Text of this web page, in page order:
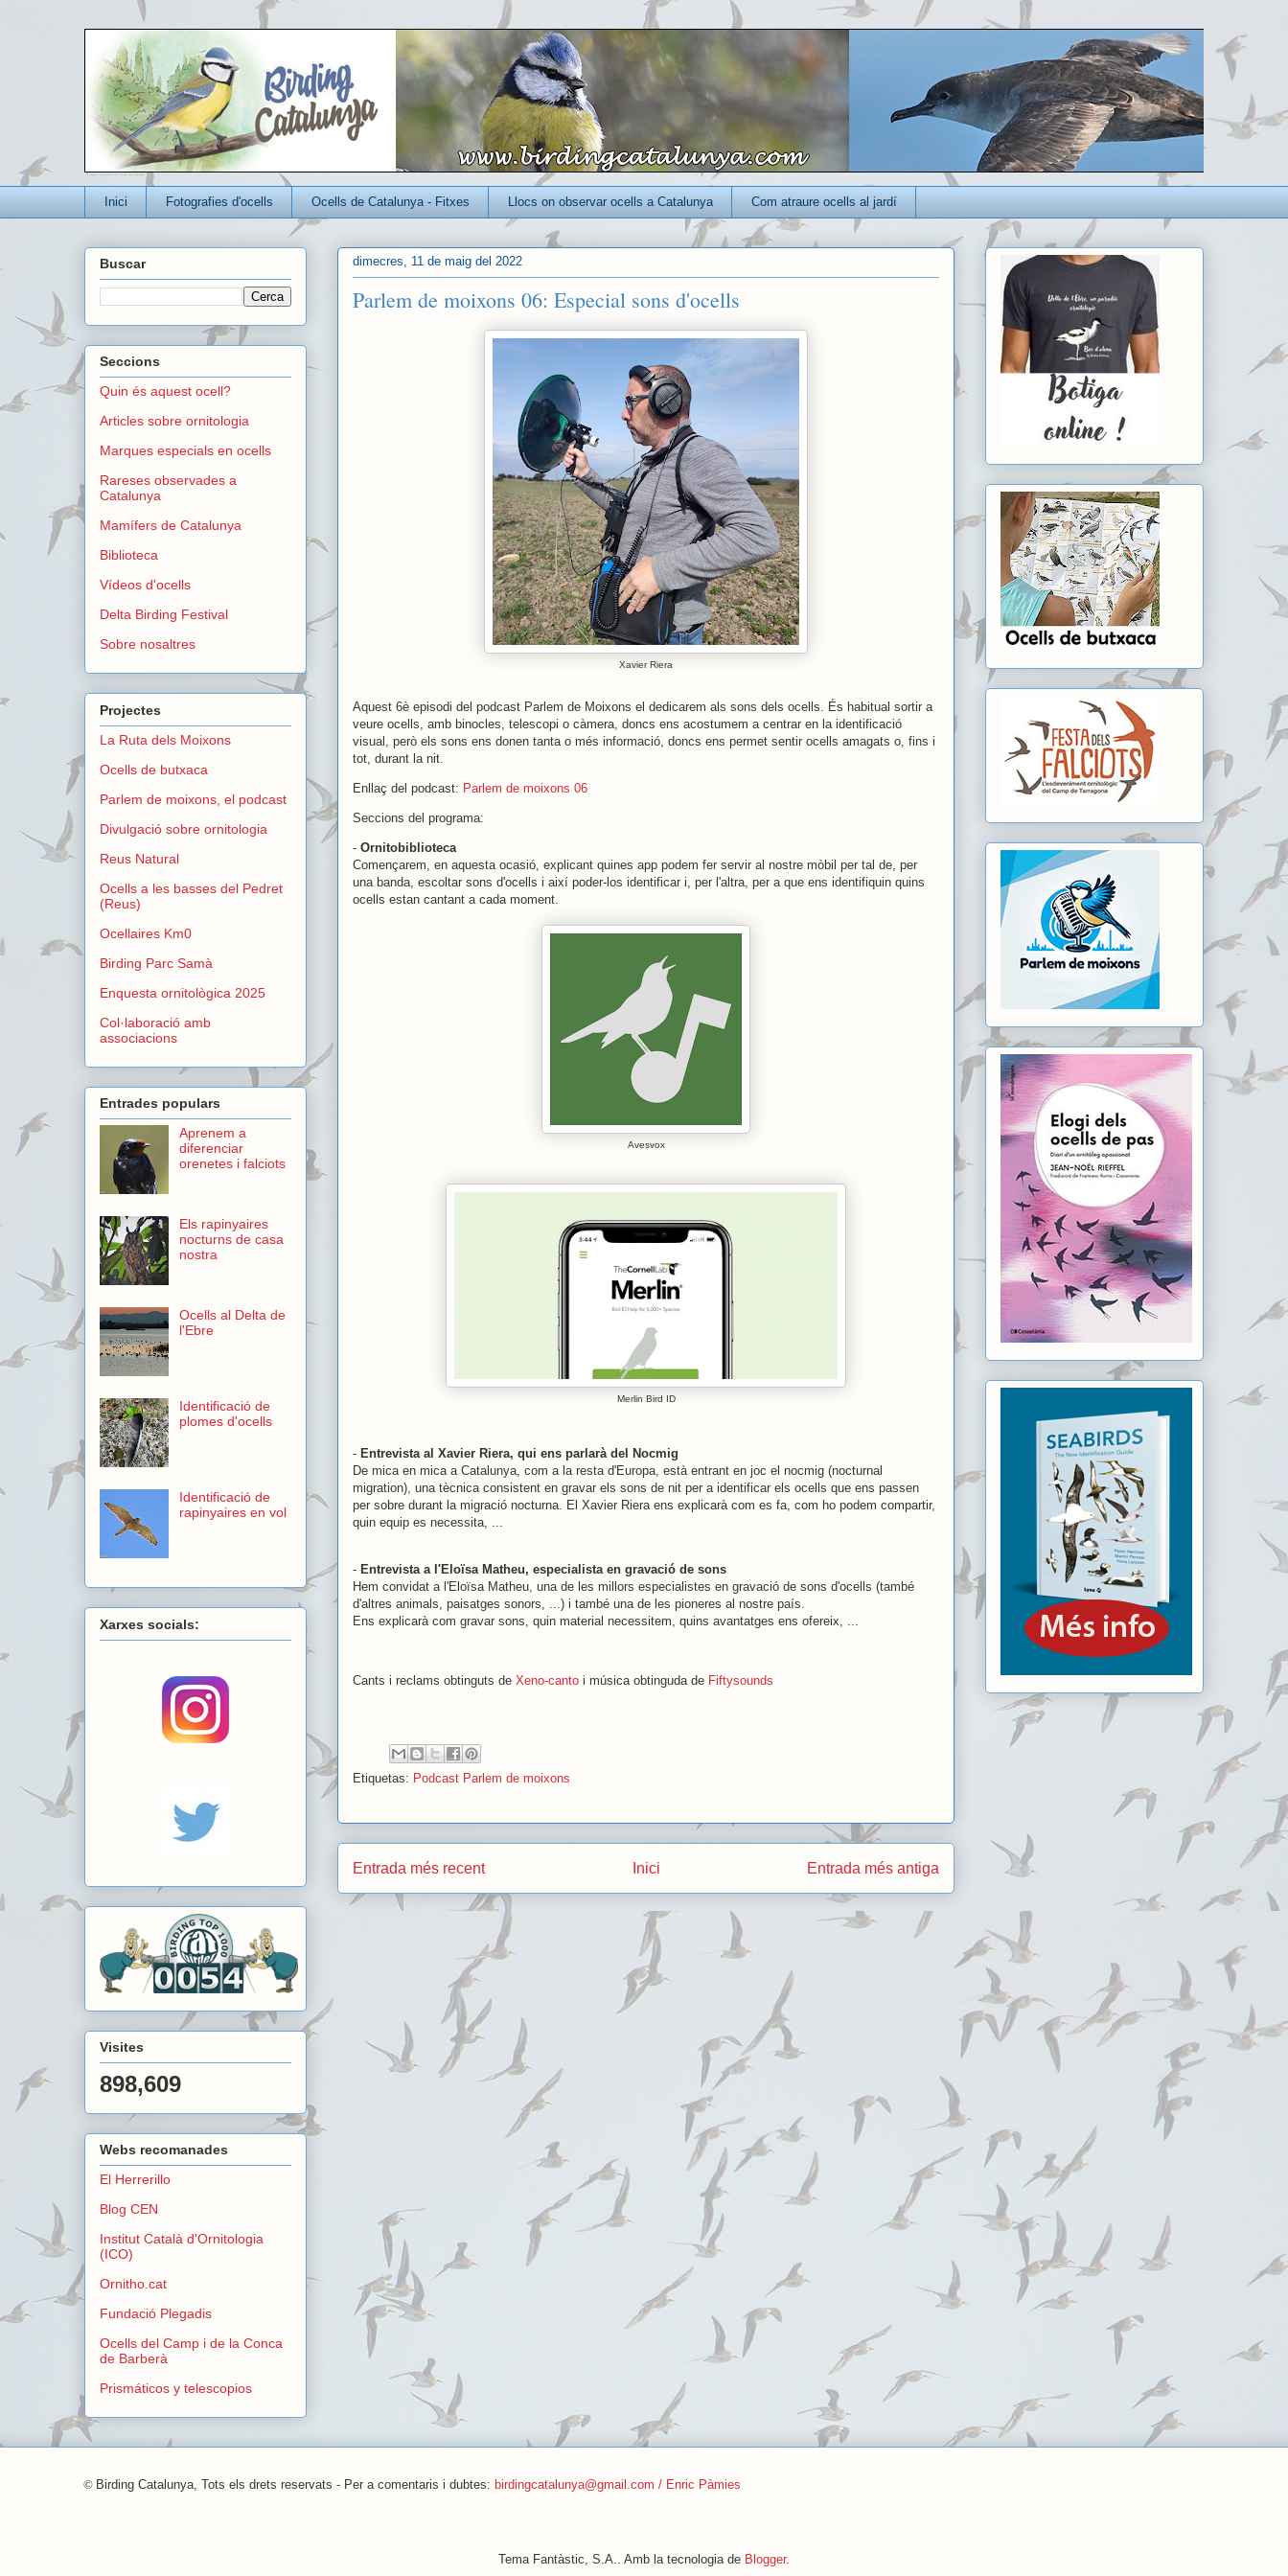
Un blog per conèixer millor els ocells que viuen a Catalunya
Inici Fotografies d'ocells Ocells de Catalunya - Fitxes Llocs on observar ocells a Catalunya Com atraure ocells al jardí
dimecres, 11 de maig del 2022
Parlem de moixons 06: Especial sons d'ocells
Xavier Riera
Aquest 6è episodi del podcast Parlem de Moixons el dedicarem als sons dels ocells. És habitual sortir a
veure ocells, amb binocles, telescopi o càmera, doncs ens acostumem a centrar en la identificació
visual, però els sons ens donen tanta o més informació, doncs ens permet sentir ocells amagats o, fins i
tot, durant la nit.
Enllaç del podcast: Parlem de moixons 06
Seccions del programa:
- Ornitobiblioteca
Començarem, en aquesta ocasió, explicant quines app podem fer servir al nostre mòbil per tal de, per
una banda, escoltar sons d'ocells i així poder-los identificar i, per l'altra, per a que ens identifiquin quins
ocells estan cantant a cada moment.
Avesvox
Merlin Bird ID
- Entrevista al Xavier Riera, qui ens parlarà del Nocmig
De mica en mica a Catalunya, com a la resta d'Europa, està entrant en joc el nocmig (nocturnal
migration), una tècnica consistent en gravar els sons de nit per a identificar els ocells que ens passen
per sobre durant la migració nocturna. El Xavier Riera ens explicarà com es fa, com ho podem compartir,
quin equip es necessita, ...
- Entrevista a l'Eloïsa Matheu, especialista en gravació de sons
Hem convidat a l'Eloïsa Matheu, una de les millors especialistes en gravació de sons d'ocells (també
d'altres animals, paisatges sonors, ...) i també una de les pioneres al nostre país.
Ens explicarà com gravar sons, quin material necessitem, quins avantatges ens ofereix, ...
Cants i reclams obtinguts de Xeno-canto i música obtinguda de Fiftysounds
Etiquetas: Podcast Parlem de moixons
Entrada més recent Entrada més antiga
Inici
Buscar
Seccions
Quin és aquest ocell?
Articles sobre ornitologia
Marques especials en ocells
Rareses observades a
Catalunya
Mamífers de Catalunya
Biblioteca
Vídeos d'ocells
Delta Birding Festival
Sobre nosaltres
Projectes
La Ruta dels Moixons
Ocells de butxaca
Parlem de moixons, el podcast
Divulgació sobre ornitologia
Reus Natural
Ocells a les basses del Pedret
(Reus)
Ocellaires Km0
Birding Parc Samà
Enquesta ornitològica 2025
Col·laboració amb
associacions
Entrades populars
Aprenem a
diferenciar
orenetes i falciots
Els rapinyaires
nocturns de casa
nostra
Ocells al Delta de
l'Ebre
Identificació de
plomes d'ocells
Identificació de
rapinyaires en vol
Xarxes socials:
Visites
898,609
Webs recomanades
El Herrerillo
Blog CEN
Institut Català d'Ornitologia
(ICO)
Ornitho.cat
Fundació Plegadis
Ocells del Camp i de la Conca
de Barberà
Prismáticos y telescopios
© Birding Catalunya, Tots els drets reservats - Per a comentaris i dubtes: birdingcatalunya@gmail.com / Enric Pàmies
Tema Fantàstic, S.A.. Amb la tecnologia de Blogger.